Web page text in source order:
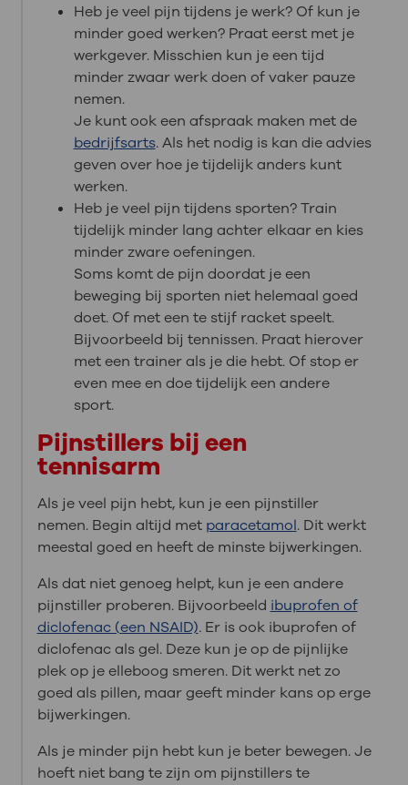
Heb je veel pijn tijdens je werk? Of kun je
minder goed werken? Praat eerst met je
werkgever. Misschien kun je een tijd
minder zwaar werk doen of vaker pauze
nemen.
Je kunt ook een afspraak maken met de
bedrijfsarts. Als het nodig is kan die advies
geven over hoe je tijdelijk anders kunt
werken.
Heb je veel pijn tijdens sporten? Train
tijdelijk minder lang achter elkaar en kies
minder zware oefeningen.
Soms komt de pijn doordat je een
beweging bij sporten niet helemaal goed
doet. Of met een te stijf racket speelt.
Bijvoorbeeld bij tennissen. Praat hierover
met een trainer als je die hebt. Of stop er
even mee en doe tijdelijk een andere
sport.
Pijnstillers bij een
tennisarm
Als je veel pijn hebt, kun je een pijnstiller
nemen. Begin altijd met paracetamol. Dit werkt
meestal goed en heeft de minste bijwerkingen.
Als dat niet genoeg helpt, kun je een andere
pijnstiller proberen. Bijvoorbeeld ibuprofen of
diclofenac (een NSAID).Er is ook ibuprofen of
diclofenac als gel. Deze kun je op de pijnlijke
plek op je elleboog smeren. Dit werkt net zo
goed als pillen, maar geeft minder kans op erge
bijwerkingen.
Als je minder pijn hebt kun je beter bewegen. Je
hoeft niet bang te zijn om pijnstillers te